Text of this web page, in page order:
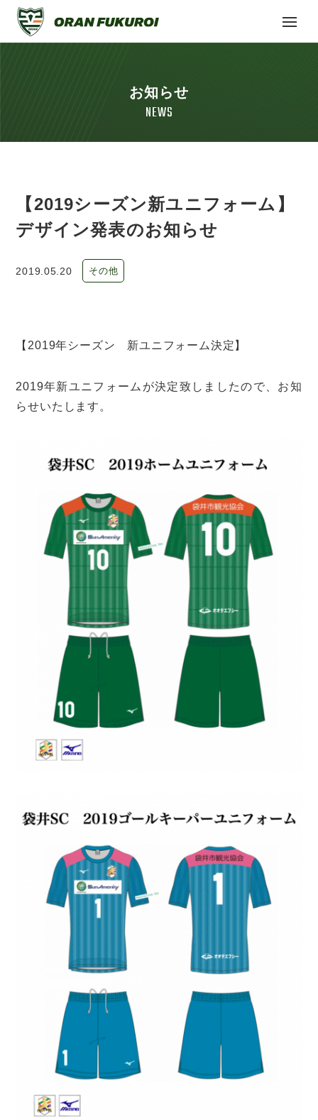
お知らせ
NEWS
【2019シーズン新ユニフォーム】
デザイン発表のお知らせ
2019.05.20 その他
【2019年シーズン 新ユニフォーム決定】
2019年新ユニフォームが決定致しましたので、お知
らせいたします。